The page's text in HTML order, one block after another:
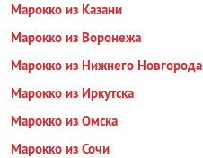
Марокко из Казани
Марокко из Воронежа
Марокко из Нижнего Новгорода
Марокко из Иркутска
Марокко из Омска
Марокко из Сочи